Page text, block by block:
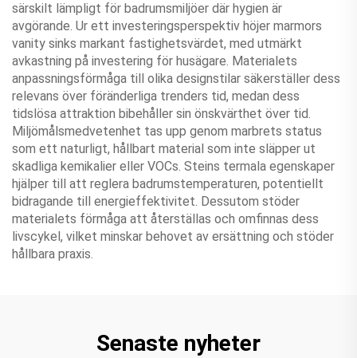
särskilt lämpligt för badrumsmiljöer där hygien är
avgörande. Ur ett investeringsperspektiv höjer marmors
vanity sinks markant fastighetsvärdet, med utmärkt
avkastning på investering för husägare. Materialets
anpassningsförmåga till olika designstilar säkerställer dess
relevans över föränderliga trenders tid, medan dess
tidslösa attraktion bibehåller sin önskvärthet över tid.
Miljömålsmedvetenhet tas upp genom marbrets status
som ett naturligt, hållbart material som inte släpper ut
skadliga kemikalier eller VOCs. Steins termala egenskaper
hjälper till att reglera badrumstemperaturen, potentiellt
bidragande till energieffektivitet. Dessutom stöder
materialets förmåga att återställas och omfinnas dess
livscykel, vilket minskar behovet av ersättning och stöder
hållbara praxis.
Senaste nyheter